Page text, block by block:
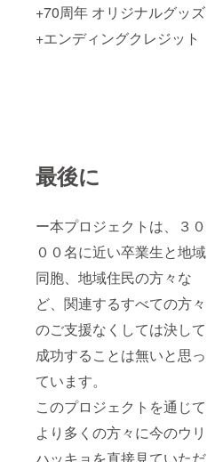
+70周年 オリジナルグッズ
+エンディングクレジット
最後に
ー本プロジェクトは、３０
００名に近い卒業生と地域
同胞、地域住民の方々な
ど、関連するすべての方々
のご支援なくしては決して
成功することは無いと思っ
ています。
このプロジェクトを通じて
より多くの方々に今のウリ